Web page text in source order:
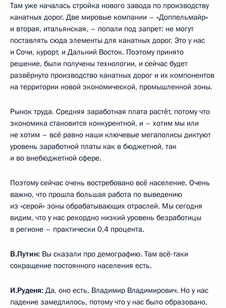
Там уже началась стройка нового завода по производству
канатных дорог. Две мировые компании – «Доппельмайр»
и вторая, итальянская, – попали под запрет: не могут
поставлять сюда элементы для канатных дорог. Это у нас
и Сочи, курорт, и Дальний Восток. Поэтому принято
решение, были получены технологии, и сейчас будет
развёрнуто производство канатных дорог и их компонентов
на территории новой экономической, промышленной зоны.
Рынок труда. Средняя заработная плата растёт, потому что
экономика становится конкурентной, и – хотим мы или
не хотим – всё равно наши ключевые мегаполисы диктуют
уровень заработной платы как в бюджетной, так
и во внебюджетной сфере.
Поэтому сейчас очень востребовано всё население. Очень
важно, что прошла большая работа по выведению
из «серой» зоны обрабатывающих отраслей. Мы сегодня
видим, что у нас рекордно низкий уровень безработицы
в регионе – практически 0,4 процента.
В.Путин: Вы сказали про демографию. Там всё-таки
сокращение постоянного населения есть.
И.Руденя: Да, оно есть, Владимир Владимирович. Но у нас
падение замедлилось, потому что у нас было образовано,